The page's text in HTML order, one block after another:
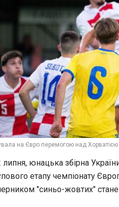
на Євро перемогою над
липня, юнацька збірна
етапу чемпіонату
"синьо-жовтих"